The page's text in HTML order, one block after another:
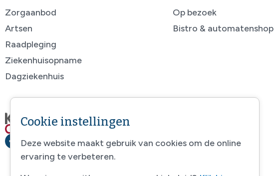
Zorgaanbod
Artsen
Raadpleging
Ziekenhuisopname
Dagziekenhuis
Op bezoek
Bistro & automatenshop
Cookie instellingen
Deze website maakt gebruik van cookies om de online
ervaring te verbeteren.